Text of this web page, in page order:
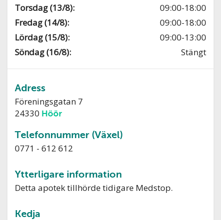
Torsdag (13/8):
09:00-18:00
Fredag (14/8):
09:00-18:00
Lördag (15/8):
09:00-13:00
Söndag (16/8):
Stängt
Adress
Föreningsgatan 7
24330 Höör
Telefonnummer (Växel)
0771 - 612 612
Ytterligare information
Detta apotek tillhörde tidigare Medstop.
Kedja